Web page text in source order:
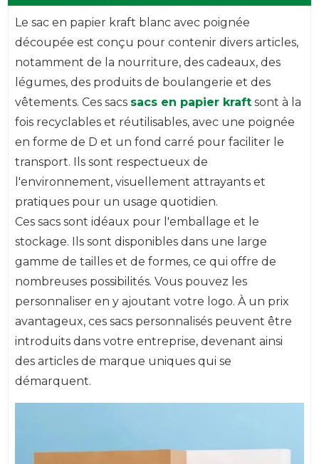
Le sac en papier kraft blanc avec poignée
découpée est conçu pour contenir divers articles,
notamment de la nourriture, des cadeaux, des
légumes, des produits de boulangerie et des
vêtements. Ces sacs sacs en papier kraftsont à la
fois recyclables et réutilisables, avec une poignée
en forme de D et un fond carré pour faciliter le
transport. Ils sont respectueux de
l'environnement, visuellement attrayants et
pratiques pour un usage quotidien.
Ces sacs sont idéaux pour l'emballage et le
stockage. Ils sont disponibles dans une large
gamme de tailles et de formes, ce qui offre de
nombreuses possibilités. Vous pouvez les
personnaliser en y ajoutant votre logo. À un prix
avantageux, ces sacs personnalisés peuvent être
introduits dans votre entreprise, devenant ainsi
des articles de marque uniques qui se
démarquent.